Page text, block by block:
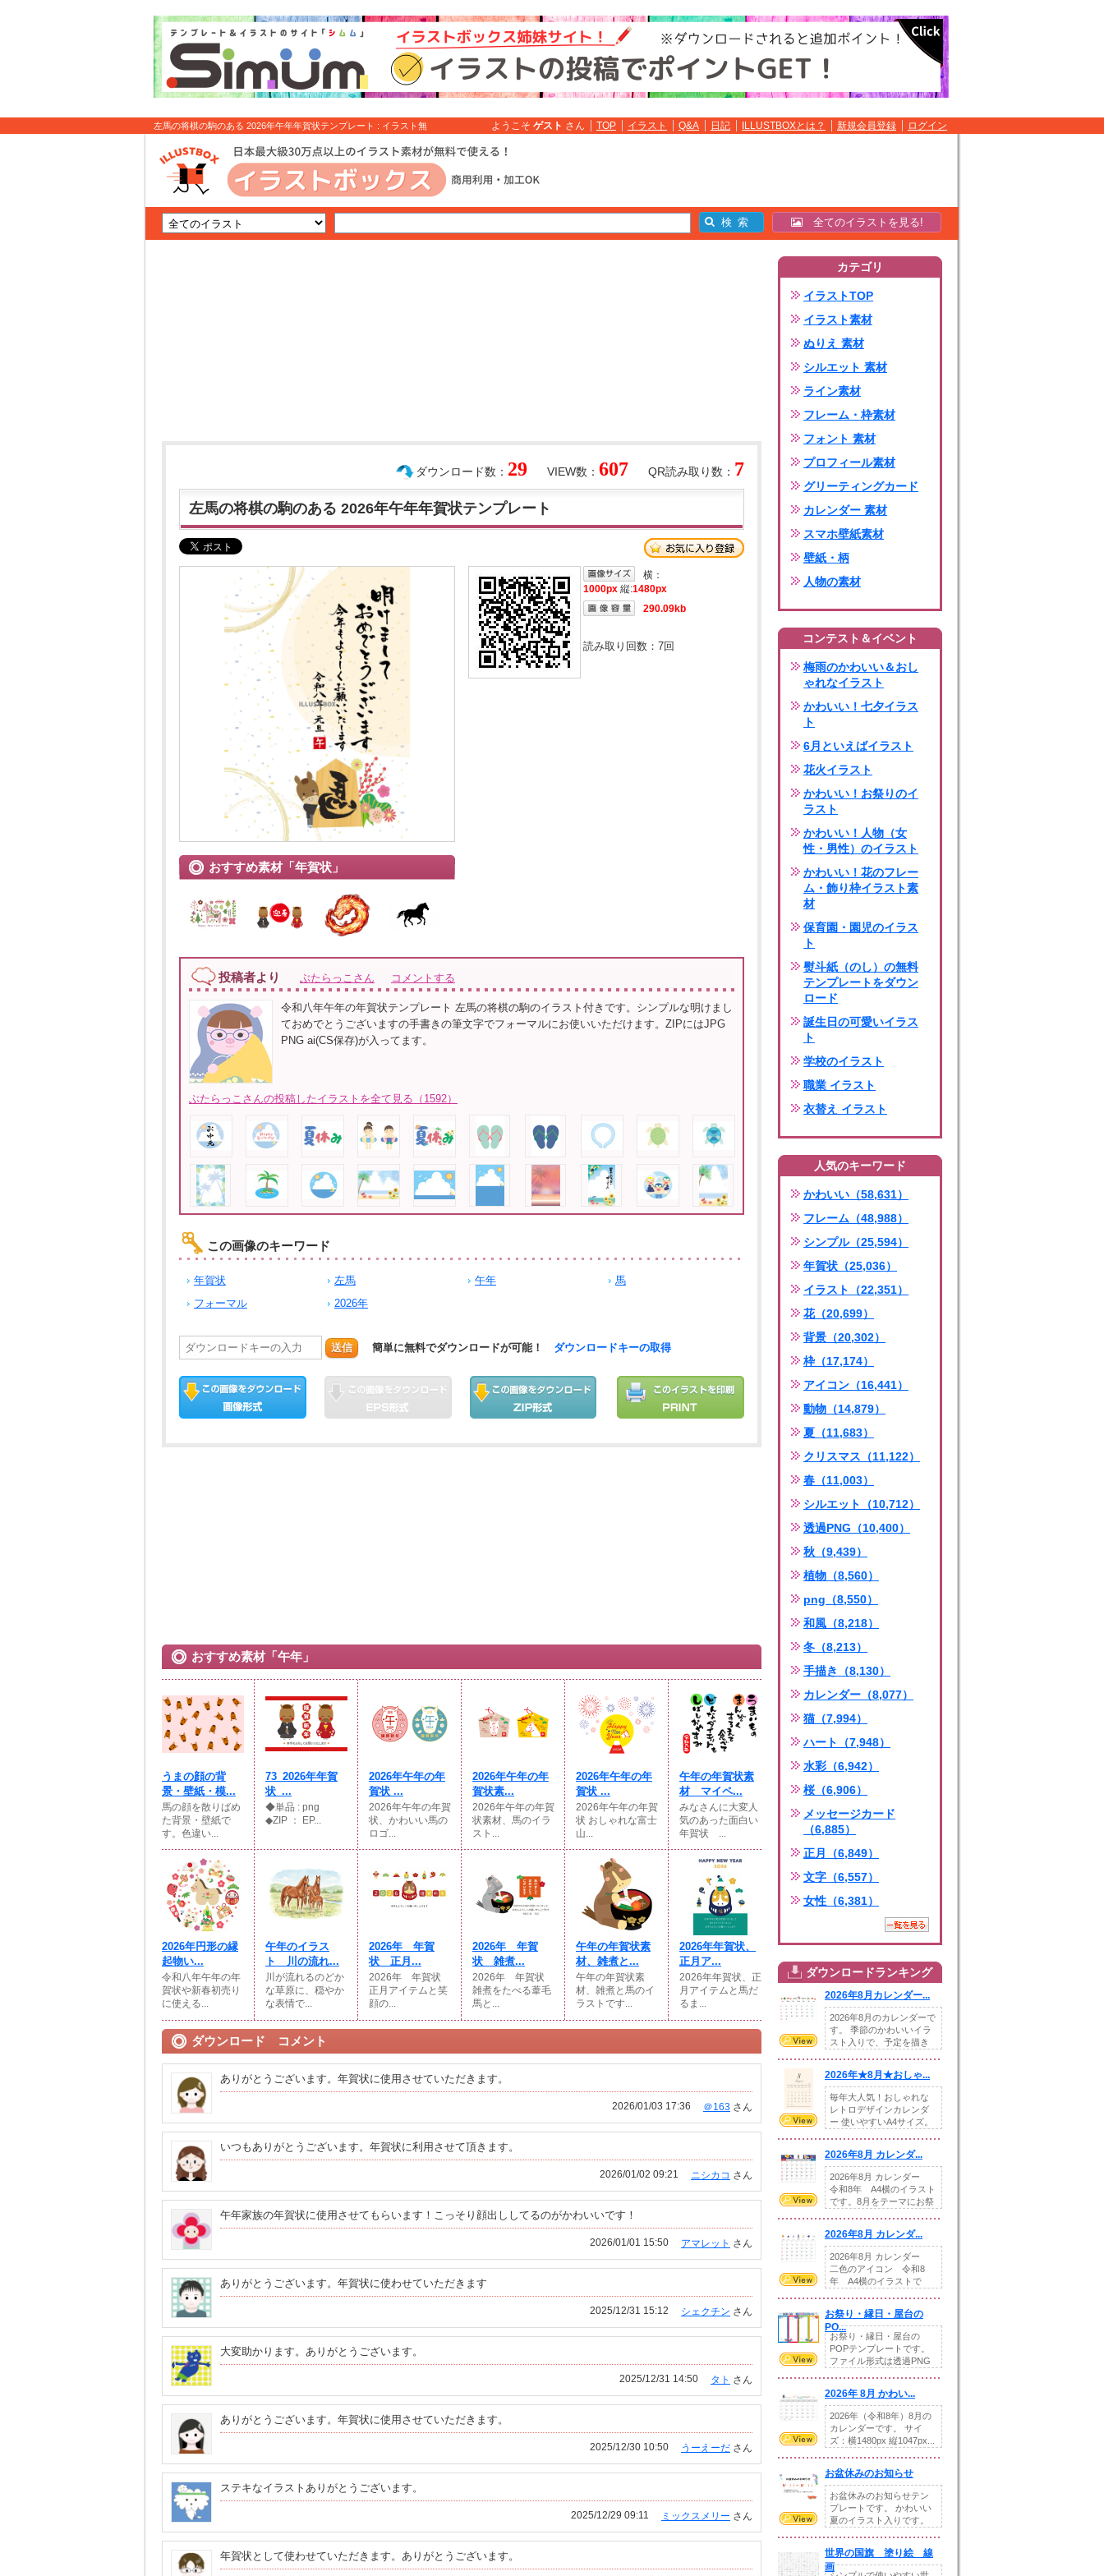
左馬の将棋の駒のある 2026年午年年賀状テンプレート : イラスト無
ようこそ ゲスト さん TOP イラスト Q&A 日記 ILLUSTBOXとは？ 新規会員登録 ログイン
全てのイラストを見る!
QR読み取り数： 7
VIEW数： 607
ダウンロード数： 29
左馬の将棋の駒のある 2026年午年年賀状テンプレート
おすすめ素材「年賀状」
横：
1000px 縦:1480px
290.09kb
読み取り回数： 7回
投稿者より ぶたらっこさん コメントする
令和八年午年の年賀状テンプレート 左馬の将棋の駒のイラスト付きです。シンプルな明けまし
ておめでとうございますの手書きの筆文字でフォーマルにお使いいただけます。ZIPにはJPG
PNG ai(CS保存)が入ってます。
ぶたらっこさんの投稿したイラストを全て見る（1592）
この画像のキーワード
年賀状 左馬 午年
馬
フォーマル
2026年
送信 簡単に無料でダウンロードが可能！ ダウンロードキーの取得
おすすめ素材「午年」
うまの顔の背
景・壁紙・模...
馬の顔を散りばめ
た背景・壁紙で
す。色違い...
73_2026年年賀
状_...
◆単品 : png
◆ZIP ： EP...
2026年午年の年
賀状 ...
2026年午年の年賀
状、かわいい馬の
ロゴ...
2026年午年の年
賀状素...
2026年午年の年賀
状素材、馬のイラ
スト...
2026年午年の年
賀状 ...
2026年午年の年賀
状 おしゃれな富士
山...
午年の年賀状素
材 マイペ...
みなさんに大変人
気のあった面白い
年賀状 ...
2026年円形の縁
起物い...
令和八年午年の年
賀状や新春初売り
に使える...
午年のイラス
ト 川の流れ...
川が流れるのどか
な草原に、穏やか
な表情で...
2026年 年賀
状 正月...
2026年 年賀状
正月アイテムと笑
顔の...
2026年 年賀
状 雑煮...
2026年 年賀状
雑煮をたべる葦毛
馬と...
午年の年賀状素
材、雑煮と...
午年の年賀状素
材、雑煮と馬のイ
ラストです...
2026年年賀状、
正月ア...
2026年年賀状、正
月アイテムと馬だ
るま...
ダウンロード コメント
ありがとうございます。年賀状に使用させていただきます。
＠163 さん
2026/01/03 17:36
いつもありがとうございます。年賀状に利用させて頂きます。
ニシカコ さん
2026/01/02 09:21
午年家族の年賀状に使用させてもらいます！こっそり顔出ししてるのがかわいいです！
アマレット さん
2026/01/01 15:50
ありがとうございます。年賀状に使わせていただきます
シェクチン さん
2025/12/31 15:12
大変助かります。ありがとうございます。
タト さん
2025/12/31 14:50
ありがとうございます。年賀状に使用させていただきます。
うーえーだ さん
2025/12/30 10:50
ステキなイラストありがとうございます。
ミックスメリー さん
2025/12/29 09:11
年賀状として使わせていただきます。ありがとうございます。
カテゴリ
イラストTOP
イラスト素材
ぬりえ 素材
シルエット 素材
ライン素材
フレーム・枠素材
フォント 素材
プロフィール素材
グリーティングカード
カレンダー 素材
スマホ壁紙素材
壁紙・柄
人物の素材
コンテスト＆イベント
梅雨のかわいい＆おし
ゃれなイラスト
かわいい！七夕イラス
ト
6月といえばイラスト
花火イラスト
かわいい！お祭りのイ
ラスト
かわいい！人物（女
性・男性）のイラスト
かわいい！花のフレー
ム・飾り枠イラスト素
材
保育園・園児のイラス
ト
熨斗紙（のし）の無料
テンプレートをダウン
ロード
誕生日の可愛いイラス
ト
学校のイラスト
職業 イラスト
衣替え イラスト
人気のキーワード
かわいい（58,631）
フレーム（48,988）
シンプル（25,594）
年賀状（25,036）
イラスト（22,351）
花（20,699）
背景（20,302）
枠（17,174）
アイコン（16,441）
動物（14,879）
夏（11,683）
クリスマス（11,122）
春（11,003）
シルエット（10,712）
透過PNG（10,400）
秋（9,439）
植物（8,560）
png（8,550）
和風（8,218）
冬（8,213）
手描き（8,130）
カレンダー（8,077）
猫（7,994）
ハート（7,948）
水彩（6,942）
桜（6,906）
メッセージカード
（6,885）
正月（6,849）
文字（6,557）
女性（6,381）
ダウンロードランキング
2026年8月カレンダー...
2026年8月のカレンダーで
す。 季節のかわいいイラ
スト入りで、予定を描き
2026年★8月★おしゃ...
毎年大人気！おしゃれな
レトロデザインカレンダ
ー 使いやすいA4サイズ。
2026年8月 カレンダ...
2026年8月 カレンダー
令和8年 A4横のイラスト
です。8月をテーマにお祭
2026年8月 カレンダ...
2026年8月 カレンダー
二色のアイコン 令和8
年 A4横のイラストで
お祭り・縁日・屋台の
PO...
お祭り・縁日・屋台の
POPテンプレートです。
ファイル形式は透過PNG
2026年 8月 かわい...
2026年（令和8年）8月の
カレンダーです。 サイ
ズ：横1480px 縦1047px...
お盆休みのお知らせ
お盆休みのお知らせテン
プレートです。 かわいい
夏のイラスト入りです。
世界の国旗 塗り絵 線
画